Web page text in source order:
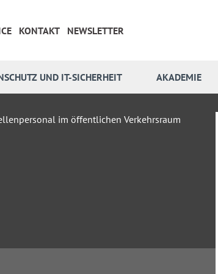
KONTAKT NEWSLETTER
UND IT-SICHERHEIT AKADEMIE